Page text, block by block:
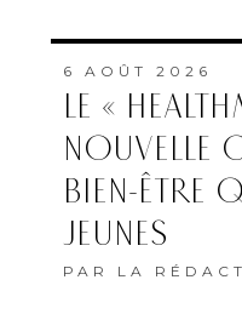
6 AOÛT 2026
LE «
NOUVELLE
BIEN-ÊTRE
JEUNES
PAR LA